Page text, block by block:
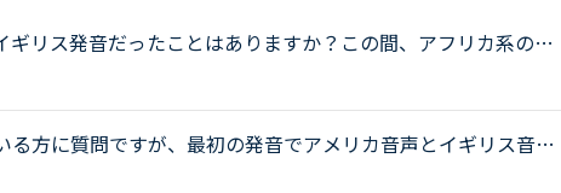
ギリス発音だったことはありますか？この間、アフリカ系の女
私は比較的アメリカ英語を今までに習ってきているので発音
カ英...
る方に質問ですが、最初の発音でアメリカ音声とイギリス音声
ン人の先生だと「アメリカ音声でいい？」と聞かれることが